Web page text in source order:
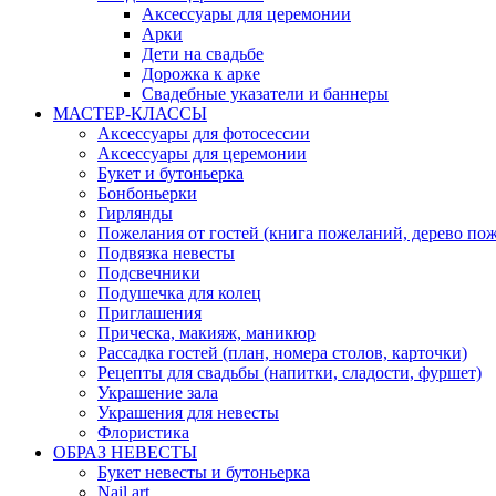
Аксессуары для церемонии
Арки
Дети на свадьбе
Дорожка к арке
Свадебные указатели и баннеры
МАСТЕР-КЛАССЫ
Аксессуары для фотосессии
Аксессуары для церемонии
Букет и бутоньерка
Бонбоньерки
Гирлянды
Пожелания от гостей (книга пожеланий, дерево
Подвязка невесты
Подсвечники
Подушечка для колец
Приглашения
Прическа, макияж, маникюр
Рассадка гостей (план, номера столов, карточки)
Рецепты для свадьбы (напитки, сладости, фуршет)
Украшение зала
Украшения для невесты
Флористика
ОБРАЗ НЕВЕСТЫ
Букет невесты и бутоньерка
Nail art